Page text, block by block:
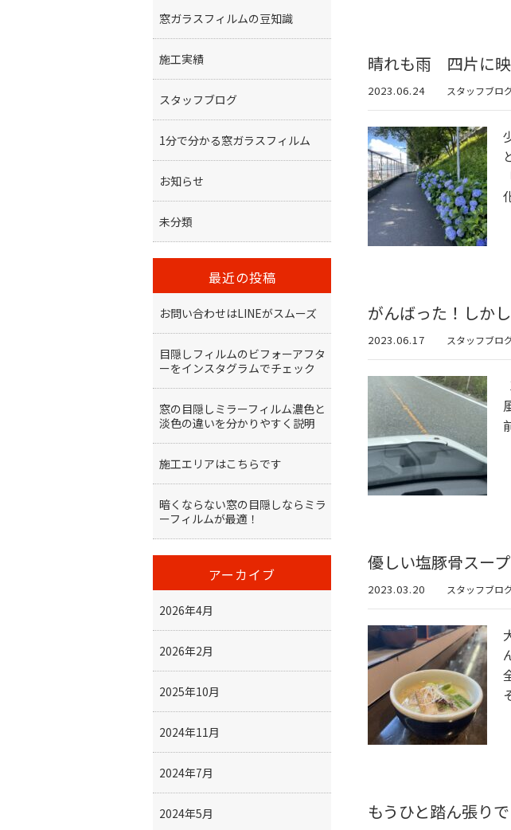
晴れも雨 四片に
2023.06.24 スタッフブロ
がんばった！しか
2023.06.17 スタッフブロ
優しい塩豚骨スー
2023.03.20 スタッフブロ
もうひと踏ん張り
窓ガラスフィルムの豆知識
施工実績
スタッフブログ
1分で分かる窓ガラスフィルム
お知らせ
未分類
最近の投稿
お問い合わせはLINEがスムーズ
目隠しフィルムのビフォーアフタ
ーをインスタグラムでチェック
窓の目隠しミラーフィルム濃色と
淡色の違いを分かりやすく説明
施工エリアはこちらです
暗くならない窓の目隠しならミラ
ーフィルムが最適！
アーカイブ
2026年4月
2026年2月
2025年10月
2024年11月
2024年7月
2024年5月